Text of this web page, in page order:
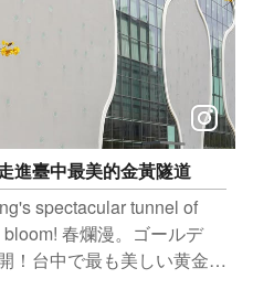
進臺中最美的金黃隧道
spectacular tunnel of
春爛漫。ゴールデ
！台中で最も美しい黄金の
기운 황금능소화가 활짝